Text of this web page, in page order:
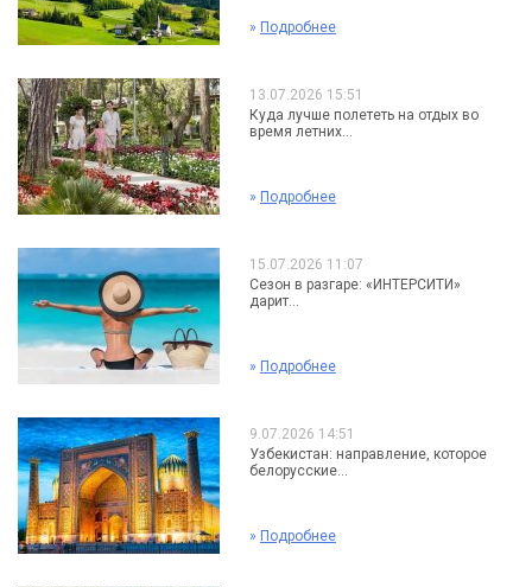
» Подробнее
13.07.2026 15:51
Куда лучше полететь на отдых во
время летних...
» Подробнее
15.07.2026 11:07
Сезон в разгаре: «ИНТЕРСИТИ»
дарит...
» Подробнее
9.07.2026 14:51
Узбекистан: направление, которое
белорусские...
» Подробнее